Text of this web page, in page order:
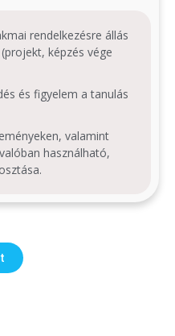
rendelkezésre állás
képzés vége
és figyelem a tanulás
valamint
használható,